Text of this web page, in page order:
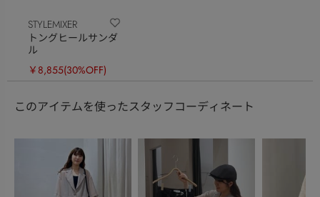
STYLEMIXER
トングヒールサンダ
ル
￥8,855(30%OFF)
このアイテムを使ったスタッフコーディネート